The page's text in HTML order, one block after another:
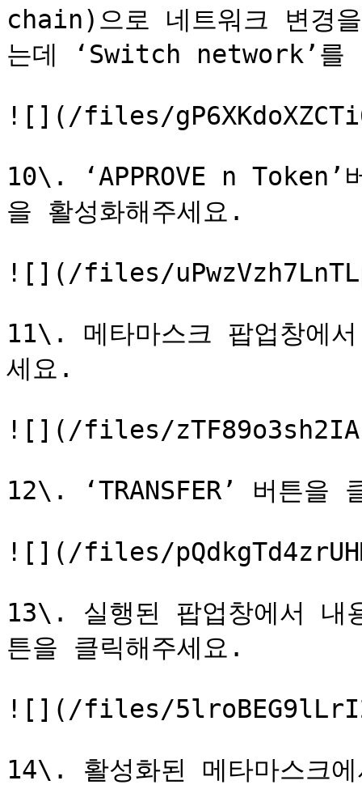
chain)으로 네트워크 변경
는데 ‘Switch network’를
![](/files/
10\. ‘APPROVE n Token’
을 활성화해주세요.
![](/files/
11\. 메타마스크 팝업창에
세요.
![](/files/
12\. ‘TRANSFER’ 버튼을
![](/files/
13\. 실행된 팝업창에서 내
튼을 클릭해주세요.
![](/files/
14\. 활성화된 메타마스크